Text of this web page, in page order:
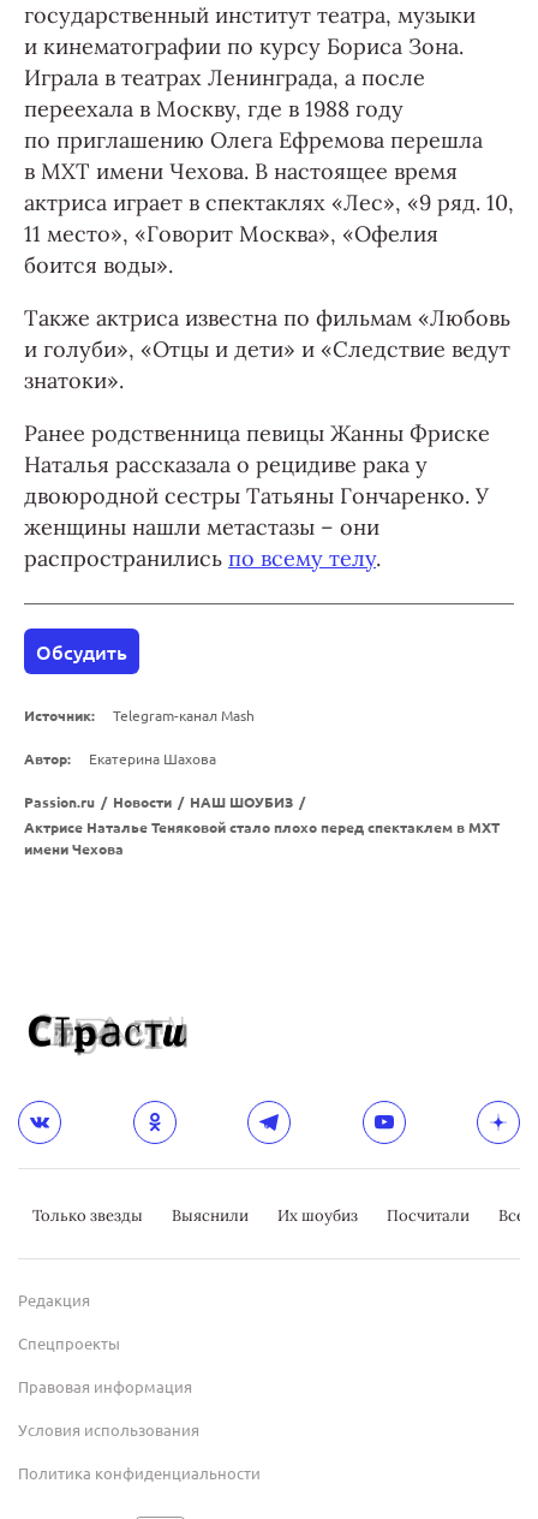
государственный институт театра, музыки
и кинематографии по курсу Бориса Зона.
Играла в театрах Ленинграда, а после
переехала в Москву, где в 1988 году
по приглашению Олега Ефремова перешла
в МХТ имени Чехова. В настоящее время
актриса играет в спектаклях «Лес», «9 ряд. 10,
11 место», «Говорит Москва», «Офелия
боится воды».
Также актриса известна по фильмам «Любовь
и голуби», «Отцы и дети» и «Следствие ведут
знатоки».
Ранее родственница певицы Жанны Фриске
Наталья рассказала о рецидиве рака у
двоюродной сестры Татьяны Гончаренко. У
женщины нашли метастазы – они
распространились по всему телу.
Обсудить
Источник: Telegram-канал Mash
Автор: Екатерина Шахова
Passion.ru / Новости / НАШ ШОУБИЗ /
Актрисе Наталье Теняковой стало плохо перед спектаклем в МХТ
имени Чехова
Только звезды Выяснили Их шоубиз Посчитали
Редакция
Спецпроекты
Правовая информация
Условия использования
Политика конфиденциальности